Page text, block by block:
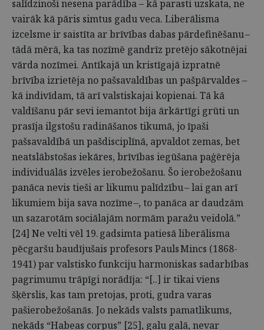
salīdzinoši nesena parādība – kā parasti uzskata, ne
vairāk kā pāris simtus gadu veca. Liberālisma
izcelsme ir saistīta ar brīvības dabas pārdefinēšanu –
tādā mērā, ka tas nozīmē gandrīz pretējo sākotnējai
vārda nozīmei. Antīkajā un kristīgajā izpratnē
brīvība izrietēja no pašsavaldības un pašpārvaldes –
kā indivīdam, tā arī valstiskajai kopienai. Tā kā
valdīšanu pār sevi iemantot bija ārkārtīgi grūti un
prasīja ilgstošu radināšanos tikumā, jo īpaši
pašsavaldībā un pašdisciplīnā, apvaldot zemas, bet
neatslābstošas iekāres, brīvības iegūšana paģērēja
individuālās izvēles ierobežošanu. Šo ierobežošanu
panāca nevis tieši ar likumu palīdzību – lai gan arī
likumiem bija sava nozīme –, to panāca ar daudzām
un sazarotām sociālajām normām paražu veidolā.”
[24] Ne velti vēl 19. gadsimta patiesā liberālisma
pēcgaršu baudījušais profesors Pauls Mincs (1868-
1941) par valstisko funkciju harmoniskas sadarbības
pagrimumu trāpīgi norādīja: “[..] ir tikai viens
šķērslis, kas tam pretojas, proti, gudra varas
pašierobežošanās. Jo nekāds valsts pamatlikums,
nekāds “Habeas corpus” [25], galu galā, nevar